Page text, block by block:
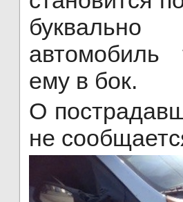
автомобиль
ему в бок.
О
не